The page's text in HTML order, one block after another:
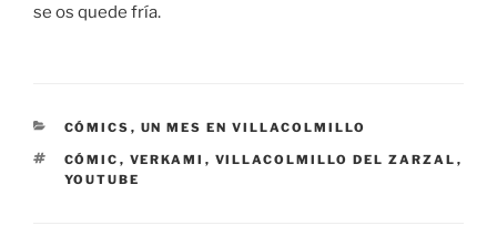
se os quede fría.
CATEGORIES
CÓMICS , UN MES EN VILLACOLMILLO
TAGS
CÓMIC , VERKAMI , VILLACOLMILLO DEL ZARZAL ,
YOUTUBE